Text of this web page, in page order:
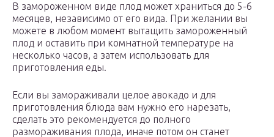
В замороженном виде плод может храниться до 5-6
месяцев, независимо от его вида. При желании вы
можете в любом момент вытащить замороженный
плод и оставить при комнатной температуре на
несколько часов, а затем использовать для
приготовления еды.
Если вы замораживали целое авокадо и для
приготовления блюда вам нужно его нарезать,
сделать это рекомендуется до полного
размораживания плода, иначе потом он станет